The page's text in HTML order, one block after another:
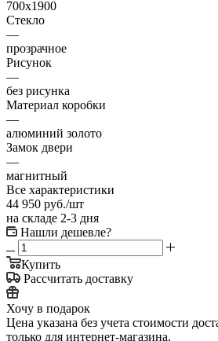
700х1900
Стекло
—
прозрачное
Рисунок
—
без рисунка
Материал коробки
—
алюминий золото
Замок двери
—
магнитный
Все характеристики
44 950 руб./шт
на складе 2-3 дня
Нашли дешевле?
Купить
Рассчитать доставку
Хочу в подарок
Цена указана без учета стоимости
только для интернет-магазина.